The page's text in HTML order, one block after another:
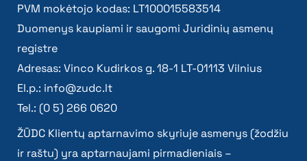
PVM mokėtojo kodas: LT100015583514
Duomenys kaupiami ir saugomi Juridinių asmenų
registre
Adresas: Vinco Kudirkos g. 18-1 LT-01113 Vilnius
El.p.: info@zudc.lt
Tel.: (0 5) 266 0620
ŽŪDC Klientų aptarnavimo skyriuje asmenys (žodžiu
ir raštu) yra aptarnaujami pirmadieniais –